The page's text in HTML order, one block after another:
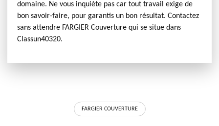
domaine. Ne vous inquiète pas car tout travail exige de
bon savoir-faire, pour garantis un bon résultat. Contactez
sans attendre FARGIER Couverture qui se situe dans
Classun40320.
FARGIER COUVERTURE